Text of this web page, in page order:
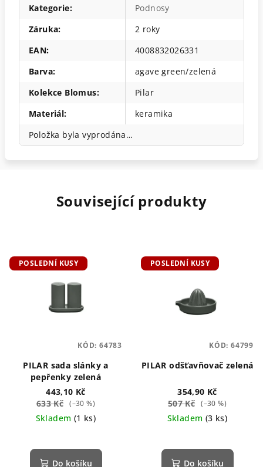
Kategorie:
Podnosy
Záruka:
2 roky
EAN:
4008832026331
Barva:
agave green/zelená
Kolekce Blomus:
Pilar
Materiál:
keramika
Položka byla vyprodána…
Související produkty
POSLEDNÍ KUSY
PILAR sada slánky a
pepřenky zelená
443,10 Kč
633 Kč (–30 %)
Skladem (1 ks)
Do košíku
KÓD: 64783
POSLEDNÍ KUSY
PILAR odšťavňovač zelená
354,90 Kč
507 Kč (–30 %)
Skladem (3 ks)
Do košíku
KÓD: 64799